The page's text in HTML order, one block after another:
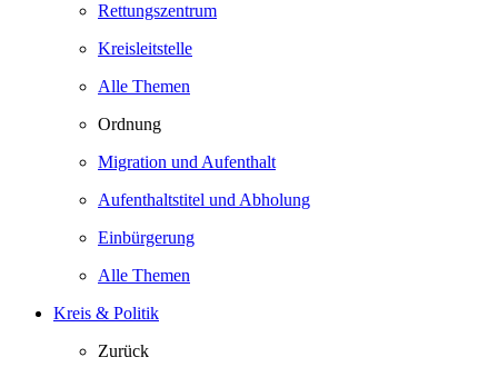
Rettungszentrum
Kreisleitstelle
Alle Themen
Ordnung
Migration und Aufenthalt
Aufenthaltstitel und Abholung
Einbürgerung
Alle Themen
Kreis & Politik
Zurück